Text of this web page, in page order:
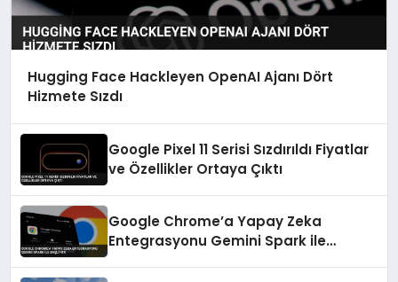
Hugging Face Hackleyen OpenAI Ajanı Dört
Hizmete Sızdı
Google Pixel 11 Serisi Sızdırıldı Fiyatlar
ve Özellikler Ortaya Çıktı
Google Chrome’a Yapay Zeka
Entegrasyonu Gemini Spark ile